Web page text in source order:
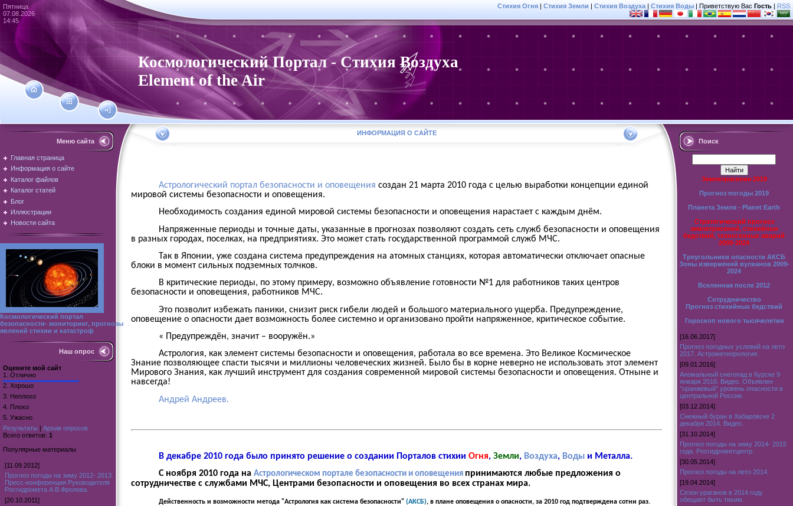
Пятница
07.08.2026
14:45
Стихия Огня | Стихия Земли | Стихия Воздуха | Стихия Воды | Приветствую Вас Гость | RSS
Космологический Портал - Стихия Воздуха
Element of the Air
Меню сайта
Главная страница
Информация о сайте
Каталог файлов
Каталог статей
Блог
Иллюстрации
Новости сайта
Космологический портал
безопасности- мониторинг, прогнозы
явлений стихии и катастроф
Наш опрос
Оцените мой сайт
1. Отлично
2. Хорошо
3. Неплохо
4. Плохо
5. Ужасно
Результаты | Архив опросов
Всего ответов: 1
Популярные материалы
[11.09.2012]
Прогноз погоды на зиму 2012- 2013.
Пресс-конференция Руководителя
Росгидромета А.В.Фролова.
[20.10.2011]
ИНФОРМАЦИЯ О САЙТЕ
Астрологический портал безопасности и оповещения создан 21 марта 2010 года с целью выработки концепции единой
мировой системы безопасности и оповещения.
Необходимость созданияединой мировой системы безопасности и оповещения нарастает с каждым днём.
Напряженные периоды и точные даты, указанные в прогнозах позволяют создать сеть служб безопасности и оповещения
в разных городах, поселках, на предприятиях. Это может стать государственной программой служб МЧС.
Так в Японии, уже создана система предупреждения на атомных станциях, которая автоматически отключает опасные
блоки в момент сильных подземных толчков.
В критические периоды, по этому примеру, возможно объявление готовности №1 для работников таких центров
безопасности и оповещения, работников МЧС.
Это позволит избежать паники, снизит риск гибели людей и большого материального ущерба. Предупреждение,
оповещение о опасности дает возможность более системно и организовано пройти напряженное, критическое событие.
« Предупреждён, значит – вооружён.»
Астрология, как элемент системы безопасности и оповещения, работала во все времена. Это Великое Космическое
Знание позволяющее спасти тысячи и миллионы человеческих жизней. Было бы в корне неверно не использовать этот элемент
Мирового Знания, как лучший инструмент для создания современной мировой системы безопасности и оповещения. Отныне и
навсегда!
Андрей Андреев.
В декабре 2010 года было принято решение о создании Порталов стихииОгня,Земли, Воздуха, Воды и Металла.
С ноября 2010 года наАстрологическом портале безопасности и оповещения принимаются любые предложения о
сотрудничестве с службами МЧС, Центрами безопасности и оповещения во всех странах мира.
Действенность и возможности метода "Астрология как система безопасности" (АКСБ), в плане оповещения о опасности,за 2010 год подтверждена сотни раз.
Поиск
Землетрясения 2019
Прогноз погоды 2019
Планета Земля - Planet Earth
Стратегический прогноз
землетрясений, стихийных
бедствий, техногенных аварий
2009-2024
Треугольники опасности АКСБ
Зоны извержений вулканов 2009-
2024
Вселенная после 2012
Сотрудничество
Прогноз стихийных бедствий
Гороскоп нового тысячелетия
[16.06.2017]
Прогноз погодных условий на лето
2017. Астрометеорология.
[09.01.2016]
Аномальный снегопад в Курске 9
января 2016. Видео. Объявлен
"оранжевый" уровень опасности в
центральной России.
[03.12.2014]
Снежный буран в Хабаровске 2
декабря 2014. Видео.
[31.10.2014]
Прогноз погоды на зиму 2014- 2015
года. Росгидрометцентр.
[30.05.2014]
Прогноз погоды на лето 2014.
[19.04.2014]
Сезон ураганов в 2014 году
обещает быть тихим.